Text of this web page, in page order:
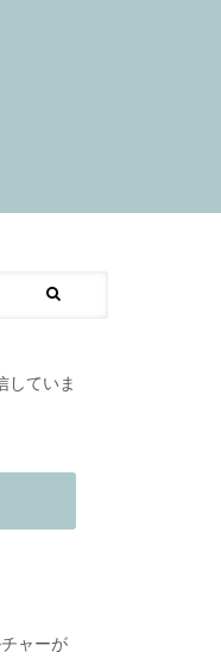
していま
ャーが